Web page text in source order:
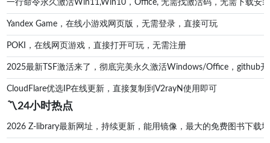
一行命令永久激活Win11,Win10，Office, 无需找激活码，无需下载安
Yandex Game，在线小游戏网页版，无需登录，直接可玩
POKI，在线网页游戏，直接打开可玩，无需注册
2025最新TSF激活来了，彻底完美永久激活Windows/Office，github
CloudFlare优选IP在线更新，直接复制到V2rayN使用即可
〽️24小时热点
2026 Z-library最新网址，持续更新，能用镜像，最大的免费图书下载